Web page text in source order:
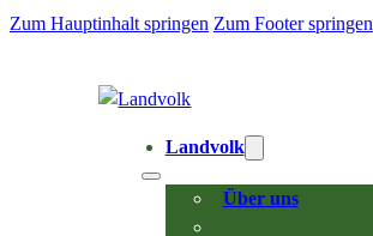
Zum Hauptinhalt springen Zum Footer springen
Landvolk
Über uns